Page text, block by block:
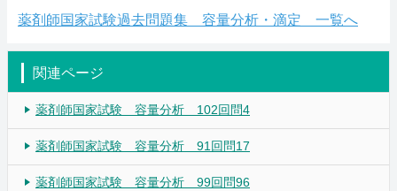
薬剤師国家試験過去問題集 容量分析・滴定 一覧へ
関連ページ
薬剤師国家試験 容量分析 102回問4
薬剤師国家試験 容量分析 91回問17
薬剤師国家試験 容量分析 99回問96